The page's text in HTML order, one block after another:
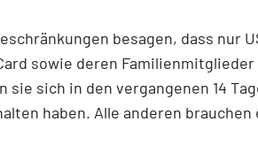
besagen, dass nur
sowie deren Familienmitglieder
sie sich in den vergangenen 14
haben. Alle anderen brauchen